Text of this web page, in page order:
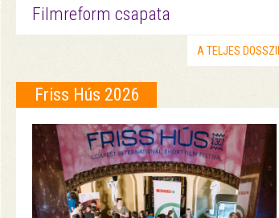
Filmreform csapata
A TELJES
Friss Hús 2026